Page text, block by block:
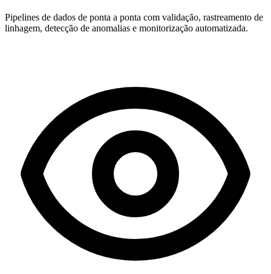
Pipelines de dados de ponta a ponta com validação, rastreamento de
linhagem, detecção de anomalias e monitorização automatizada.